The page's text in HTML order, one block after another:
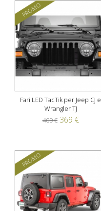
PROMO
Fari LED TacTik per Jeep CJ e
Wrangler TJ
409 € 369 €
PROMO